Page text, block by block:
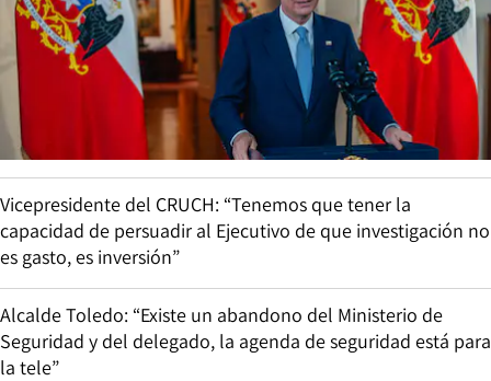
Vicepresidente del CRUCH: “Tenemos que tener la
capacidad de persuadir al Ejecutivo de que investigación no
es gasto, es inversión”
Alcalde Toledo: “Existe un abandono del Ministerio de
Seguridad y del delegado, la agenda de seguridad está para
la tele”